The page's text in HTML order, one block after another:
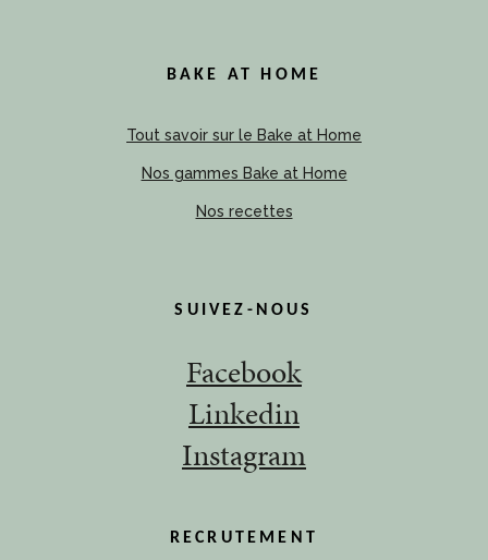
BAKE AT HOME
Tout savoir sur le Bake at Home
Nos gammes Bake at Home
Nos recettes
SUIVEZ-NOUS
Facebook
Linkedin
Instagram
RECRUTEMENT